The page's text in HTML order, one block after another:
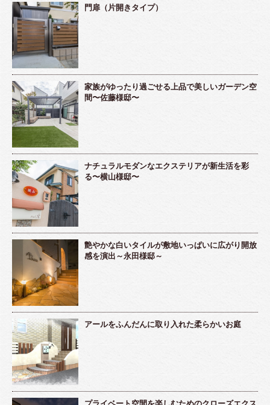
門扉（片開きタイプ）
家族がゆったり過ごせる上品で美しいガーデン空
間〜佐藤様邸〜
ナチュラルモダンなエクステリアが新生活を彩
る〜横山様邸〜
艶やかな白いタイルが敷地いっぱいに広がり開放
感を演出～永田様邸～
アールをふんだんに取り入れた柔らかいお庭